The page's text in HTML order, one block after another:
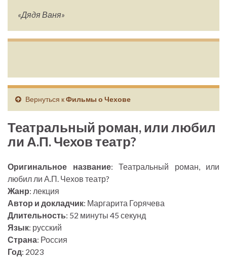
«Дядя Ваня»
Вернуться кФильмы о Чехове
Театральный роман, или любил
ли А.П. Чехов театр?
Оригинальное название: Театральный роман, или
любил ли А.П. Чехов театр?
Жанр: лекция
Автор и докладчик: Маргарита Горячева
Длительность: 52 минуты 45 секунд
Язык: русский
Страна: Россия
Год: 2023